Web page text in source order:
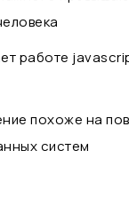
работе
похоже на
систем